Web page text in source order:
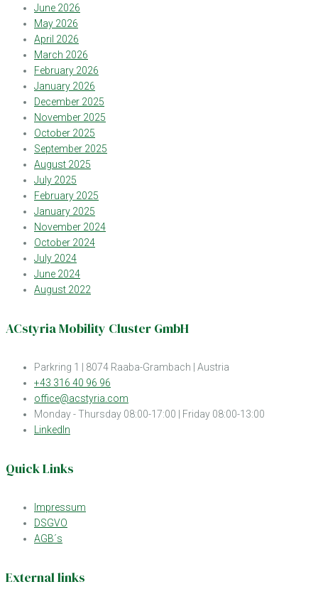
June 2026
May 2026
April 2026
March 2026
February 2026
January 2026
December 2025
November 2025
October 2025
September 2025
August 2025
July 2025
February 2025
January 2025
November 2024
October 2024
July 2024
June 2024
August 2022
ACstyria Mobility Cluster GmbH
Parkring 1 | 8074 Raaba-Grambach | Austria
+43 316 40 96 96
office@acstyria.com
Monday - Thursday 08:00-17:00 | Friday 08:00-13:00
LinkedIn
Quick Links
Impressum
DSGVO
AGB´s
External links